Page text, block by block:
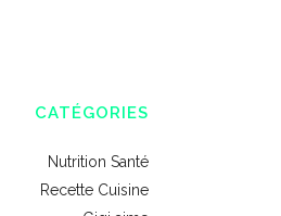
CATÉGORIES
Nutrition Santé
Recette Cuisine